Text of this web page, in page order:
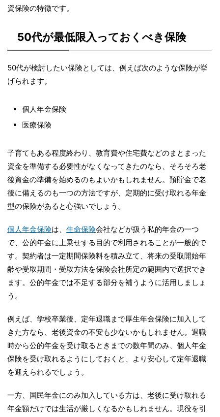
資保険の特徴です。
50代が最低限入っておくべき保険
50代が検討したい保険としては、例えば次のような保険が挙
げられます。
個人年金保険
医療保険
子育てもある程度終わり、教育費や住宅費などのまとまった
資金を準備する必要性がなくなってきたのなら、そろそろ老
後資金の準備を始めるのもよいかもしれません。預貯金で老
後に備えるのも一つの方法ですが、定期的に受け取れる年金
型の保険があると心強いでしょう。
個人年金保険は、 生命保険会社などが扱う私的年金の一つ
で、公的年金に上乗せする目的で利用されることが一般的で
す。契約者は一定期間保険料を積み立て、将来の受取開始年
齢や受取期間・受取方法を保険会社所定の範囲内で選択でき
ます。公的年金では不足する部分を補うように活用しましょ
う。
例えば、学校卒業後、定年退職まで厚生年金保険に加入して
きた方なら、老後資金の不安も少ないかもしれません。退職
時から公的年金を受け取るときまでの数年間のみ、個人年金
保険を受け取れるようにしておくと、より安心して定年退職
を迎えられるでしょう。
一方、国民年金にのみ加入している方は、老後に受け取れる
年金額だけでは生活が厳しくなるかもしれません。現役を引